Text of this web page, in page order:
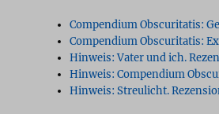
Compendium Obscuritatis:
Compendium Obscuritatis:
Hinweis: Vater und ich.
Hinweis: Compendium
Hinweis: Streulicht.